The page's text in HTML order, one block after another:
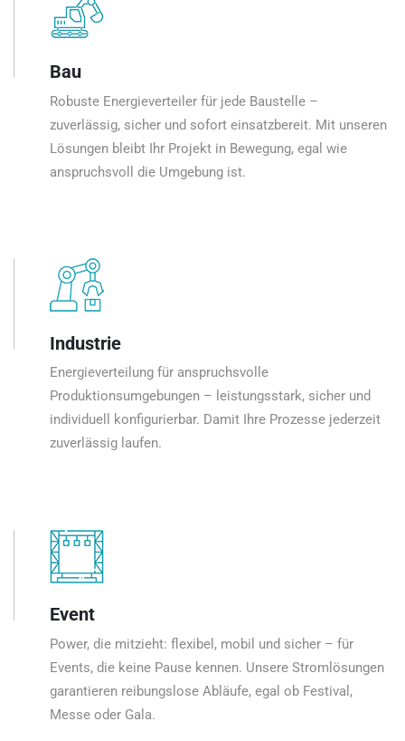
Bau
Robuste Energieverteiler für jede Baustelle –
zuverlässig, sicher und sofort einsatzbereit. Mit unseren
Lösungen bleibt Ihr Projekt in Bewegung, egal wie
anspruchsvoll die Umgebung ist.
Industrie
Energieverteilung für anspruchsvolle
Produktionsumgebungen – leistungsstark, sicher und
individuell konfigurierbar. Damit Ihre Prozesse jederzeit
zuverlässig laufen.
Event
Power, die mitzieht: flexibel, mobil und sicher – für
Events, die keine Pause kennen. Unsere Stromlösungen
garantieren reibungslose Abläufe, egal ob Festival,
Messe oder Gala.